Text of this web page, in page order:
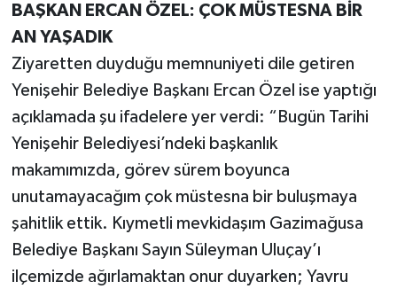
BAŞKAN ERCAN ÖZEL: ÇOK MÜSTESNA BİR
AN YAŞADIK
Ziyaretten duyduğu memnuniyeti dile getiren
Yenişehir Belediye Başkanı Ercan Özel ise yaptığı
açıklamada şu ifadelere yer verdi: “Bugün Tarihi
Yenişehir Belediyesi’ndeki başkanlık
makamımızda, görev sürem boyunca
unutamayacağım çok müstesna bir buluşmaya
şahitlik ettik. Kıymetli mevkidaşım Gazimağusa
Belediye Başkanı Sayın Süleyman Uluçay’ı
ilçemizde ağırlamaktan onur duyarken; Yavru